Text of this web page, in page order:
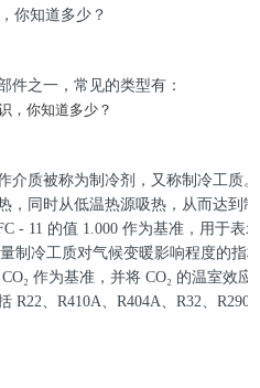
携手海之洲
联系我们
合作伙伴
件之一，常见的类型有：
介质被称为制冷剂，又称制冷工质
，同时从低温热源吸热，从而达到
- 11 的值 1.000 作为基准，用于表
制冷工质对气候变暖影响程度的指
作为基准，并将 CO₂ 的温室效
R22、R410A、R404A、R32、